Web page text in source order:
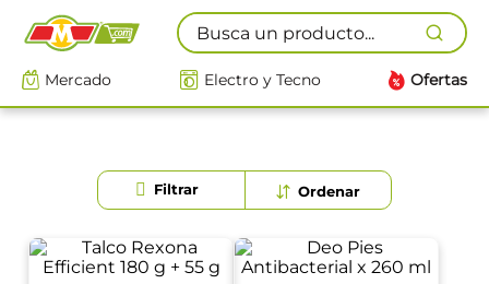
Busca un producto...
Mercado Electro y Tecno Ofertas